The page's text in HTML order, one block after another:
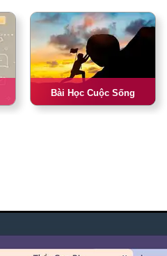
Bài Học Cuộc Sống